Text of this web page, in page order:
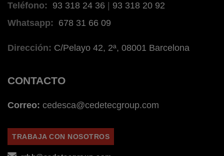
Teléfono: 93 318 24 36
93 318 20 92
Whatsapp:
678 31 66 09
Dirección: C/Pelayo 42, 2ª, 08001 Barcelona
CONTACTO
Correo: cedesca@cedetecgroup.com
TRABAJA CON NOSOTROS